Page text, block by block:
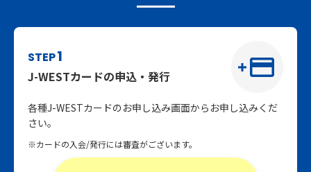
STEP1
J-WESTカードの申込・発行
各種J-WESTカードのお申し込み画面からお申し込みくだ
さい。
※カードの入会/発行には審査がございます。